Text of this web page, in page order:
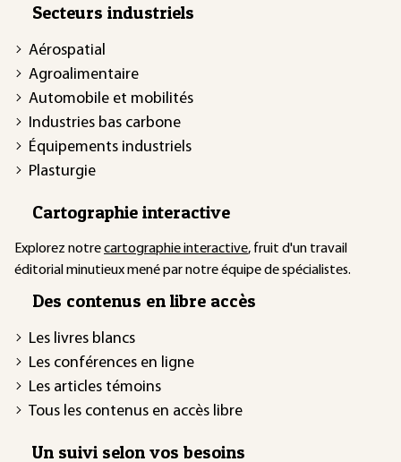
Secteurs industriels
Aérospatial
Agroalimentaire
Automobile et mobilités
Industries bas carbone
Équipements industriels
Plasturgie
Cartographie interactive
Explorez notrecartographie interactive, fruit d'un travail
éditorial minutieux mené par notre équipe de spécialistes.
Des contenus en libre accès
Les livres blancs
Les conférences en ligne
Les articles témoins
Tous les contenus en accès libre
Un suivi selon vos besoins